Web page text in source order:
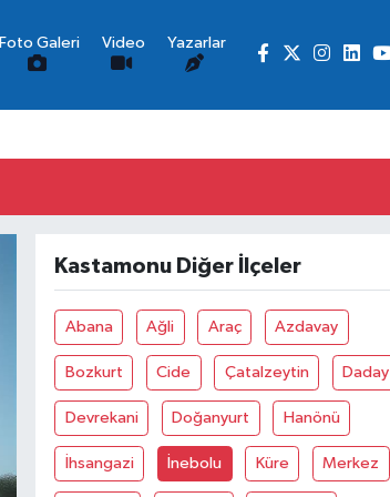
Foto Galeri Video Yazarlar
Kastamonu Diğer İlçeler
Abana Ağli Araç Azdavay
Bozkurt Cide Çatalzeytin Daday
Devrekani Doğanyurt Hanönü
İhsangazi İnebolu Küre Merkez